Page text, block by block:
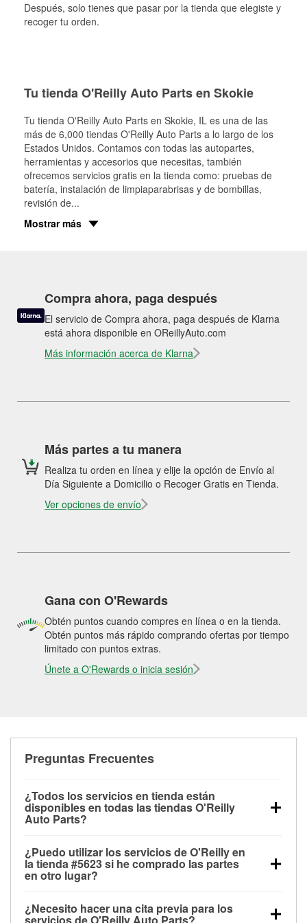
Después, solo tienes que pasar por la tienda que elegiste y
recoger tu orden.
Tu tienda O'Reilly Auto Parts en Skokie
Tu tienda O'Reilly Auto Parts en Skokie, IL es una de las
más de 6,000 tiendas O'Reilly Auto Parts a lo largo de los
Estados Unidos. Contamos con todas las autopartes,
herramientas y accesorios que necesitas, también
ofrecemos servicios gratis en la tienda como: pruebas de
batería, instalación de limpiaparabrisas y de bombillas,
revisión de...
Mostrar más
Compra ahora, paga después
El servicio de Compra ahora, paga después de Klarna
está ahora disponible en OReillyAuto.com
Más información acerca de Klarna
Más partes a tu manera
Realiza tu orden en línea y elije la opción de Envío al
Día Siguiente a Domicilio o Recoger Gratis en Tienda.
Ver opciones de envío
Gana con O'Rewards
Obtén puntos cuando compres en línea o en la tienda.
Obtén puntos más rápido comprando ofertas por tiempo
limitado con puntos extras.
Únete a O'Rewards o inicia sesión
Preguntas Frecuentes
¿Todos los servicios en tienda están
disponibles en todas las tiendas O'Reilly
Auto Parts?
las pruebas de batería, pruebas de alternador y
motor de arranque, revisión de la luz “Check Engine”
con O'Reilly VeriScan® e instalación de
limpiaparabrisas o bombillas, están disponibles en
todas las tiendas O'Reilly Auto Parts. La tienda
¿Puedo utilizar los servicios de O'Reilly en
la tienda #5623 si he comprado las partes
en otro lugar?
de O'Reilly Auto Parts que estén disponibles en la
¿Necesito hacer una cita previa para los